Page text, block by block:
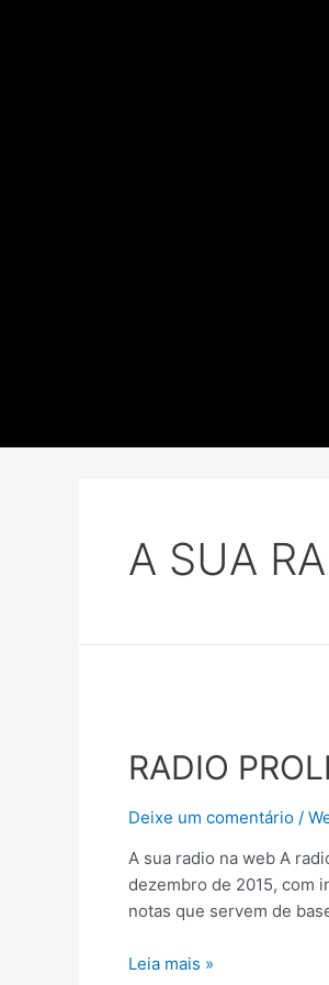
A SUA
RADIO
Deixe um comentário /
A sua radio na web A
dezembro de 2015, com
notas que servem de
Leia mais »